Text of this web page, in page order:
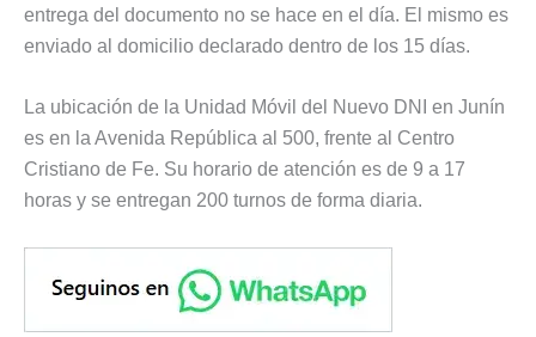
entrega del documento no se hace en el día. El mismo es
enviado al domicilio declarado dentro de los 15 días.
La ubicación de la Unidad Móvil del Nuevo DNI en Junín
es en la Avenida República al 500, frente al Centro
Cristiano de Fe. Su horario de atención es de 9 a 17
horas y se entregan 200 turnos de forma diaria.